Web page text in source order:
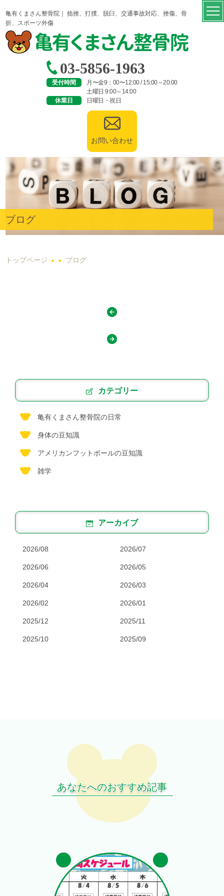
亀有くまさん整骨院｜ 捻挫、打撲、脱臼、交通事故対応、挫傷、骨
折、スポーツ外傷
03-5856-1963
受付時間
月〜金9：00〜12:00 / 15:00～20:00
土曜日 9:00～14:00
休業日
日曜日・祝日
お問い合わせ
ブログ
トップページ ブログ
カテゴリー
亀有くまさん整骨院の日常
身体の豆知識
アメリカンフットボールの豆知識
雑学
アーカイブ
2026/08 2026/07
2026/06 2026/05
2026/04 2026/03
2026/02 2026/01
2025/12 2025/11
2025/10 2025/09
あなたへのおすすめ記事